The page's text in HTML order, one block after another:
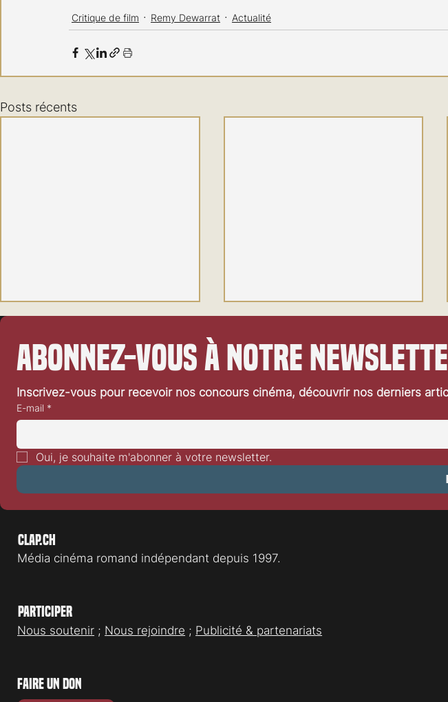
Critique de film Remy Dewarrat Actualité
Posts récents
Heart
Abonnez-vous à notre
Inscrivez-vous pour recevoir nos concours cinéma, découvrir nos derniers
E-mail *
Oui, je souhaite m'abonner à votre newsletter.
Clap.ch
Média cinéma romand indépendant depuis 1997.
Participer
Nous soutenir ; Nous rejoindre ; Publicité & partenariats
faire un don